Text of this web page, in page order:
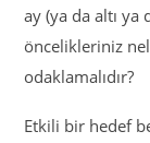
ay (ya da altı
öncelikleriniz
odaklamalıdır?
Etkili bir hedef